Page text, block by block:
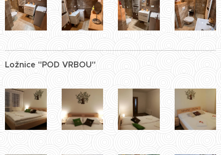
Ložnice "POD VRBOU"